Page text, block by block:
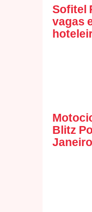
Sofitel
vagas
Blitz
Janeiro